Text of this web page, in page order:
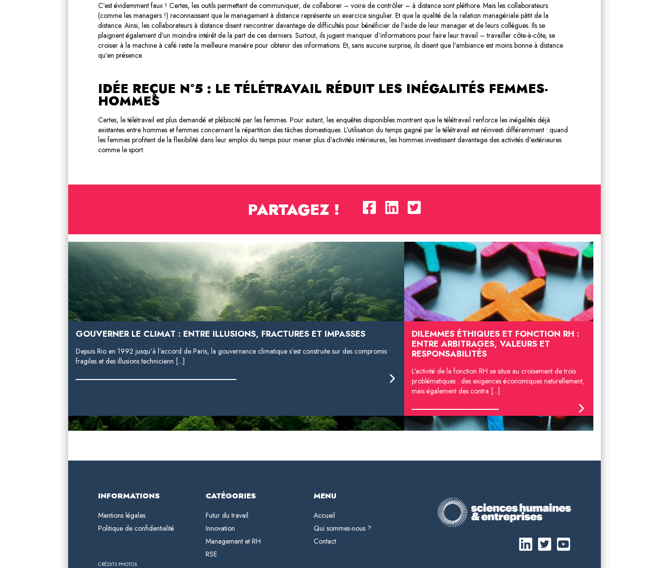
C’est évidemment faux ! Certes, les outils permettant de communiquer, de collaborer – voire de contrôler – à distance sont pléthore. Mais les collaborateurs
(comme les managers !) reconnaissent que le management à distance représente un exercice singulier. Et que la qualité de la relation managériale pâtit de la
distance. Ainsi, les collaborateurs à distance disent rencontrer davantage de difficultés pour bénéficier de l’aide de leur manager et de leurs collègues. Ils se
plaignent également d’un moindre intérêt de la part de ces derniers. Surtout, ils jugent manquer d’informations pour faire leur travail – travailler côte-à-côte, se
croiser à la machine à café reste la meilleure manière pour obtenir des informations. Et, sans aucune surprise, ils disent que l’ambiance est moins bonne à distance
qu’en présence.
IDÉE REÇUE N°5 : LE TÉLÉTRAVAIL RÉDUIT LES INÉGALITÉS FEMMES-
HOMMES
Certes, le télétravail est plus demandé et plébiscité par les femmes. Pour autant, les enquêtes disponibles montrent que le télétravail renforce les inégalités déjà
existantes entre hommes et femmes concernant la répartition des tâches domestiques. L’utilisation du temps gagné par le télétravail est réinvesti différemment : quand
les femmes profitent de la flexibilité dans leur emploi du temps pour mener plus d’activités intérieures, les hommes investissent davantage des activités d’extérieures
comme le sport.
PARTAGEZ !
GOUVERNER LE CLIMAT : ENTRE ILLUSIONS, FRACTURES ET IMPASSES
Depuis Rio en 1992 jusqu’à l’accord de Paris, la gouvernance climatique s’est construite sur des compromis
fragiles et des illusions technicienn [...]
DILEMMES ÉTHIQUES ET FONCTION RH :
ENTRE ARBITRAGES, VALEURS ET
RESPONSABILITÉS
L'activité de la fonction RH se situe au croisement de trois
problématiques : des exigences économiques naturellement,
mais également des contra [...]
INFORMATIONS
Mentions légales
Politique de confidentialité
CATÉGORIES
Futur du travail
Innovation
Management et RH
RSE
MENU
Accueil
Qui sommes-nous ?
Contact
CRÉDITS PHOTOS